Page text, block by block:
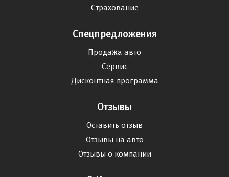
Страхование
Спецпредложения
Продажа авто
Сервис
Дисконтная программа
Отзывы
Оставить отзыв
Отзывы на авто
Отзывы о компании